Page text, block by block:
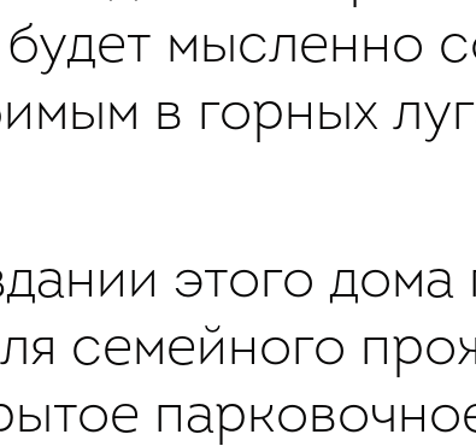
мысленно
в горных
этого дома
семейного